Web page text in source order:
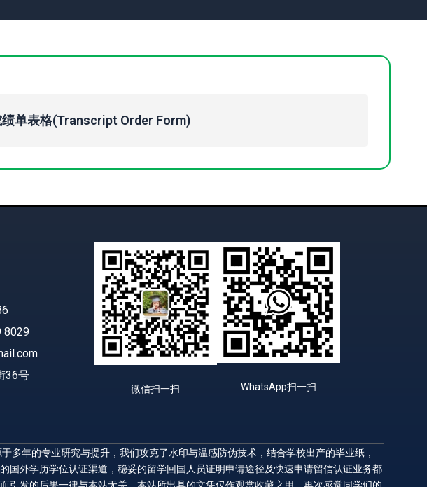
绩单表格(Transcript Order Form)
8029
36号
微信扫一扫 WhatsApp扫一扫
年的专业研究与提升，我们攻克了水印与温感防伪技术，结合学校出产的毕业纸，
外学历学位认证渠道，稳妥的留学回国人员证明申请途径及快速申请留信认证业务都
发的后果一律与本站无关，本站所出具的文凭仅作观赏收藏之用。再次感觉同学们的